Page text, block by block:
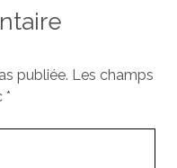
publiée. Les champs
*